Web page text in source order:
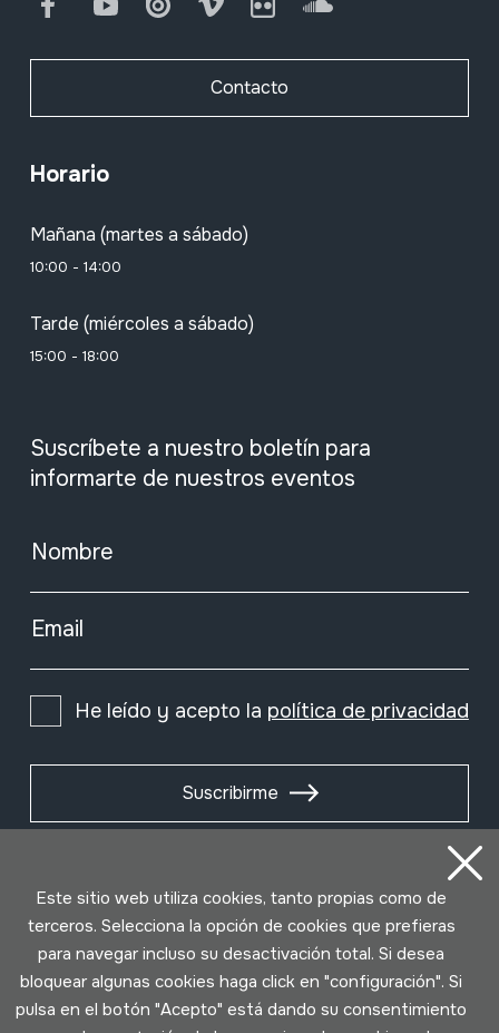
FacebookYoutube Issuu Vimeo Flickr SoundCloud
Contacto
Horario
Mañana (martes a sábado)
10:00 - 14:00
Tarde (miércoles a sábado)
15:00 - 18:00
Suscríbete a nuestro boletín para
informarte de nuestros eventos
Nombre
Email
He leído y acepto la política de privacidad
Suscribirme
Este sitio web utiliza cookies, tanto propias como de
terceros. Selecciona la opción de cookies que prefieras
para navegar incluso su desactivación total. Si desea
bloquear algunas cookies haga click en "configuración". Si
pulsa en el botón "Acepto" está dando su consentimiento